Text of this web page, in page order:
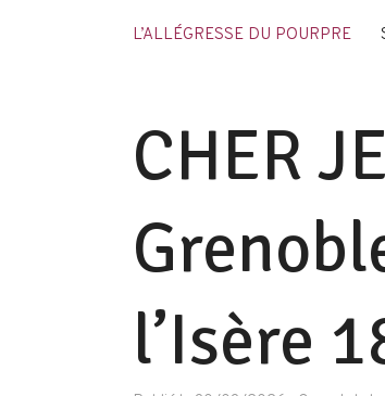
L’ALLÉGRESSE DU POURPRE
CHER
l’Isère